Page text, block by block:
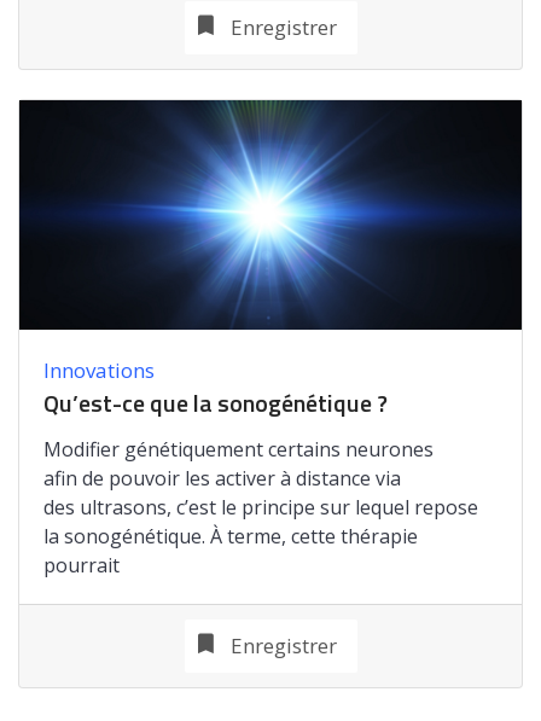
Enregistrer
Innovations
Qu’est-ce que la sonogénétique ?
Modifier génétiquement certains neurones
afin de pouvoir les activer à distance via
des ultrasons, c’est le principe sur lequel repose
la sonogénétique. À terme, cette thérapie
pourrait
Enregistrer